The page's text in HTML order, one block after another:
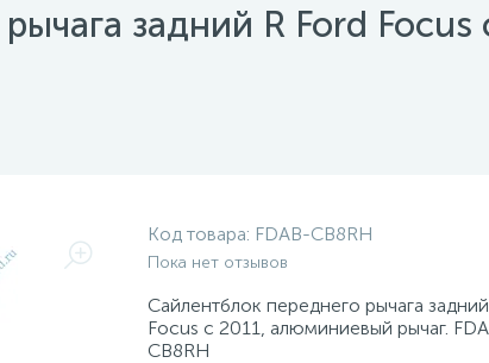
задний R Ford
Код товара: FDAB-CB8RH
Пока нет отзывов
Сайлентблок переднего рычага
Focus с 2011, алюминиевый рычаг.
CB8RH